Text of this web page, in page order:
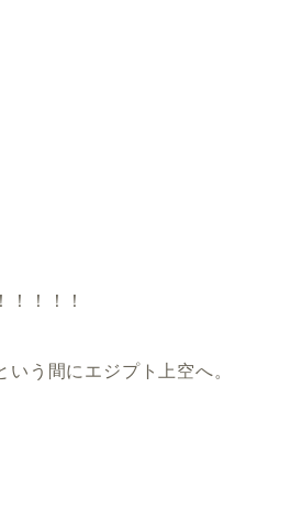
！！！！
う間にエジプト上空へ。